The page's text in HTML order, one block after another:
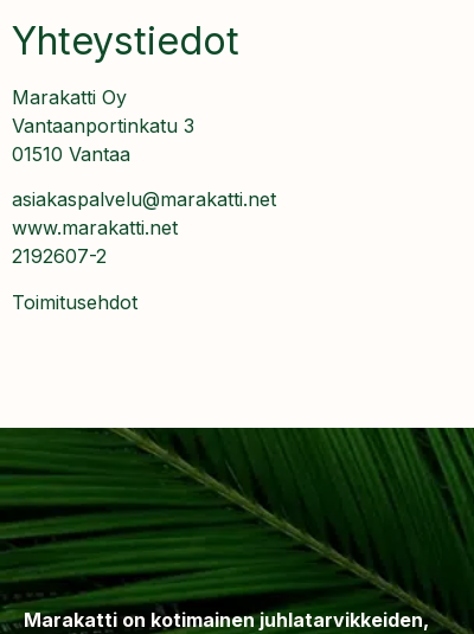
Yhteystiedot
Marakatti Oy
Vantaanportinkatu 3
01510 Vantaa
asiakaspalvelu@marakatti.net
www.marakatti.net
2192607-2
Toimitusehdot
Marakatti on kotimainen juhlatarvikkeiden,